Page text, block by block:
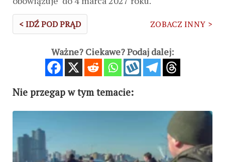
< IDŹ POD PRĄD ZOBACZ INNY >
Ważne? Ciekawe? Podaj dalej:
Nie przegap w tym temacie: